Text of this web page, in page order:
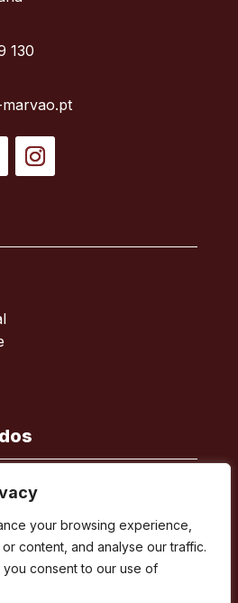
your browsing experience,
content, and analyse our traffic.
consent to our use of
130